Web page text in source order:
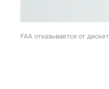
FAA отказывается от